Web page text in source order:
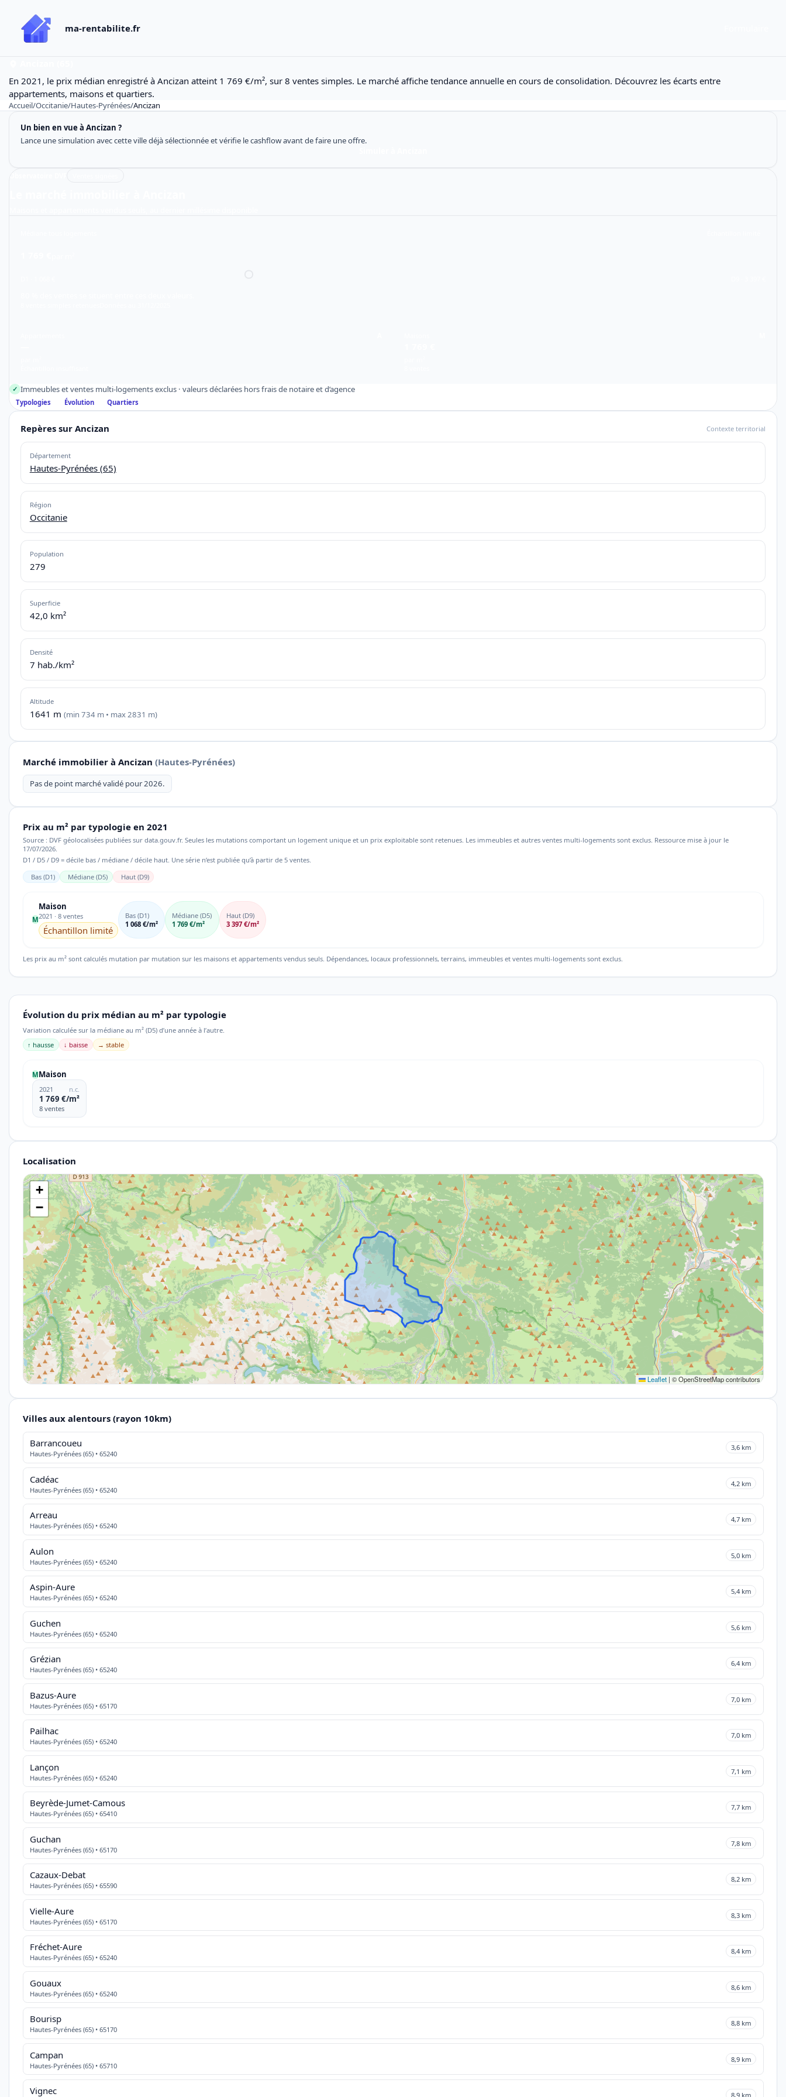
ma-rentabilite.fr
En 2021, le prix médian enregistré à Ancizan atteint 1 769 €/m², sur 8 ventes simples. Le marché affiche tendance annuelle en cours de consolidation. Découvrez les écarts entre
appartements, maisons et quartiers.
Accueil/Occitanie/Hautes-Pyrénées/Ancizan
Un bien en vue à Ancizan ?
Lance une simulation avec cette ville déjà sélectionnée et vérifie le cashflow avant de faire une offre.
Observatoire DVF
✓ Immeubles et ventes multi-logements exclus · valeurs déclarées hors frais de notaire et d’agence
Typologies Évolution Quartiers
Repères sur Ancizan Contexte territorial
Département
Hautes-Pyrénées (65)
Région
Occitanie
Population
279
Superficie
42,0 km²
Densité
7 hab./km²
Altitude
1641 m (min 734 m • max 2831 m)
Marché immobilier à Ancizan (Hautes-Pyrénées)
Pas de point marché validé pour 2026.
Prix au m² par typologie en 2021
Source : DVF géolocalisées publiées sur data.gouv.fr. Seules les mutations comportant un logement unique et un prix exploitable sont retenues. Les immeubles et autres ventes multi-logements sont exclus. Ressource mise à jour le
17/07/2026.
D1 / D5 / D9 = décile bas / médiane / décile haut. Une série n’est publiée qu’à partir de 5 ventes.
Bas (D1)
Médiane (D5) Haut (D9)
M
Maison
2021 · 8 ventes
Échantillon limité
Bas (D1)
1 068 €/m²
Médiane (D5)
1 769 €/m²
Haut (D9)
3 397 €/m²
Les prix au m² sont calculés mutation par mutation sur les maisons et appartements vendus seuls. Dépendances, locaux professionnels, terrains, immeubles et ventes multi-logements sont exclus.
Évolution du prix médian au m² par typologie
Variation calculée sur la médiane au m² (D5) d’une année à l’autre.
↑ hausse
↓ baisse → stable
MMaison
2021 n.c.
1 769 €/m²
8 ventes
Localisation
+
−
Leaflet | © OpenStreetMap contributors
Villes aux alentours (rayon 10km)
Barrancoueu
Hautes-Pyrénées (65) • 65240
3,6 km
Cadéac
Hautes-Pyrénées (65) • 65240
4,2 km
Arreau
Hautes-Pyrénées (65) • 65240
4,7 km
Aulon
Hautes-Pyrénées (65) • 65240
5,0 km
Aspin-Aure
Hautes-Pyrénées (65) • 65240
5,4 km
Guchen
Hautes-Pyrénées (65) • 65240
5,6 km
Grézian
Hautes-Pyrénées (65) • 65240
6,4 km
Bazus-Aure
Hautes-Pyrénées (65) • 65170
7,0 km
Pailhac
Hautes-Pyrénées (65) • 65240
7,0 km
Lançon
Hautes-Pyrénées (65) • 65240
7,1 km
Beyrède-Jumet-Camous
Hautes-Pyrénées (65) • 65410
7,7 km
Guchan
Hautes-Pyrénées (65) • 65170
7,8 km
Cazaux-Debat
Hautes-Pyrénées (65) • 65590
8,2 km
Vielle-Aure
Hautes-Pyrénées (65) • 65170
8,3 km
Fréchet-Aure
Hautes-Pyrénées (65) • 65240
8,4 km
Gouaux
Hautes-Pyrénées (65) • 65240
8,6 km
Bourisp
Hautes-Pyrénées (65) • 65170
8,8 km
Campan
Hautes-Pyrénées (65) • 65710
8,9 km
Vignec 8,9 km